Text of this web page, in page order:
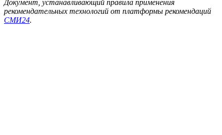
Документ, устанавливающий правила применения
рекомендательных технологий от платформы рекомендаций
СМИ24.